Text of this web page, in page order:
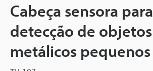
Cabeça sensora para
detecção de objetos
metálicos pequenos